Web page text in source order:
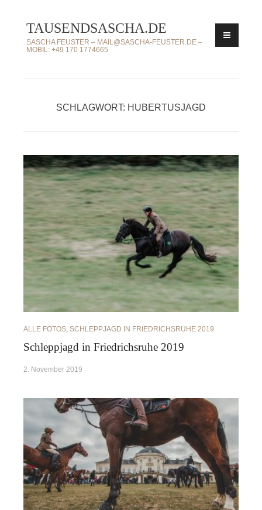
Inhalt
springen
TAUSENDSASCHA.DE
SASCHA FEUSTER – MAIL@SASCHA-FEUSTER.DE –
MOBIL: +49 170 1774665
SCHLAGWORT: HUBERTUSJAGD
ALLE FOTOS SCHLEPPJAGD IN FRIEDRICHSRUHE 2019
Schleppjagd in Friedrichsruhe 2019
2. November 2019